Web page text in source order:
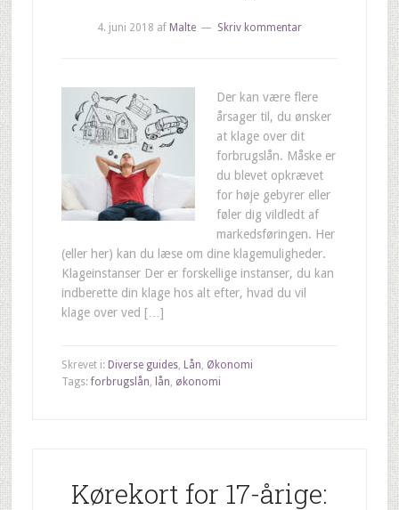
4. juni 2018 af Malte Skriv kommentar
Der kan være flere
årsager til, du ønsker
at klage over dit
forbrugslån. Måske er
du blevet opkrævet
for høje gebyrer eller
føler dig vildledt af
markedsføringen. Her
(eller her) kan du læse om dine klagemuligheder.
Klageinstanser Der er forskellige instanser, du kan
indberette din klage hos alt efter, hvad du vil
klage over ved […]
Skrevet i: Diverse guides, Lån, Økonomi
Tags:forbrugslån, lån, økonomi
Kørekort for 17-årige: